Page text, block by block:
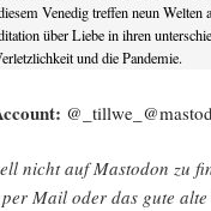
Venedig treffen neun Welten
über Liebe in ihren
und die Pandemie.
nicht auf Mast­o­don zu
Mail oder das gute alte